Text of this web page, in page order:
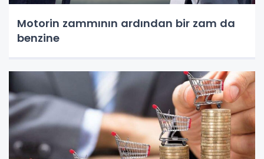
Motorin zammının ardından bir zam da
benzine